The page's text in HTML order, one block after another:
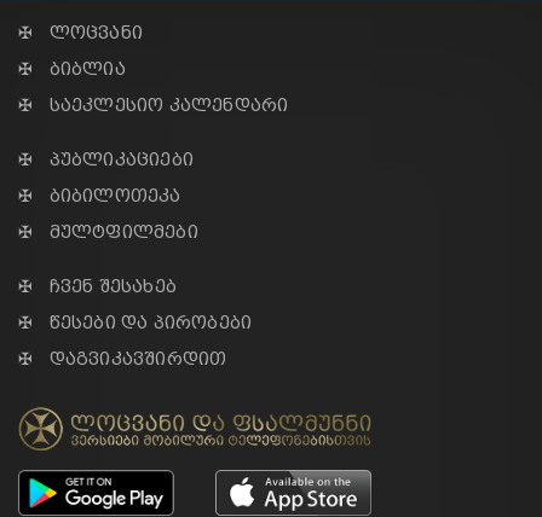
✠ ლოცვანი
✠ ბიბლია
✠ საეკლესიო კალენდარი
✠ პუბლიკაციები
✠ ბიბილოთეკა
✠ მულტფილმები
✠ ჩვენ შესახებ
✠ წესები და პირობები
✠ დაგვიკავშირდით